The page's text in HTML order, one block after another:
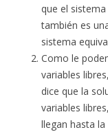
que el
también es
sistema
Como le
variables
dice que la
variables
llegan hasta